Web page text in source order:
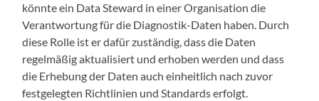
könnte ein Data Steward in einer Organisation die
Verantwortung für die Diagnostik-Daten haben. Durch
diese Rolle ist er dafür zuständig, dass die Daten
regelmäßig aktualisiert und erhoben werden und dass
die Erhebung der Daten auch einheitlich nach zuvor
festgelegten Richtlinien und Standards erfolgt.